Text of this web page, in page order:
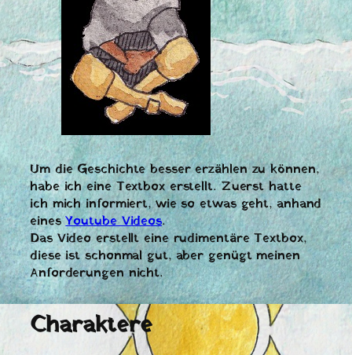
Um die Geschichte besser erzählen zu können,
habe ich eine Textbox erstellt. Zuerst hatte
ich mich informiert, wie so etwas geht, anhand
einesYoutube Videos.
Das Video erstellt eine rudimentäre Textbox,
diese ist schonmal gut, aber genügt meinen
Anforderungen nicht.
Charaktere